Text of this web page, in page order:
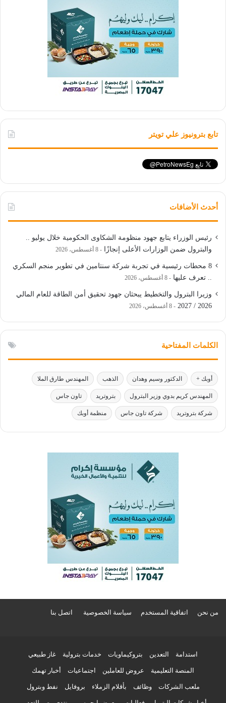
تابع بترونيوز علي تويتر
أحدث الأضافات
رئيس الوزراء يتابع جهود منظومة الشكاوى الحكومية خلال يوليو ..
والبترول ضمن الوزارات الأعلى إنجازًا
8 أغسطس، 2026
8 محطات رئيسية في تجربة شركة سنتامين في تطوير منجم السكري
.. تعرف عليها
8 أغسطس، 2026
وزيرا البترول والتخطيط يبحثان جهود تحقيق أمن الطاقة للعام المالي
2026 / 2027
8 أغسطس، 2026
الكلمات المفتاحية
أوبك + الدكتور وسيم وهدان الذهب المهندس طارق الملا
المهندس كريم بدوي وزير البترول بتروتريد تاون جاس
شركة بتروتريد شركة تاون جاس منظمة أوبك
من نحن اتفاقية المستخدم سياسة الخصوصية اتصل بنا
استدامة التعدين بتروكيماويات خدمات بترولية غاز طبيعي
المنصة التعليمية عروض للعاملين اجتماعيات أخبار تهمك
ملعب الشركات وظائف بأقلام الزملاء بروفايل نفط وبترول